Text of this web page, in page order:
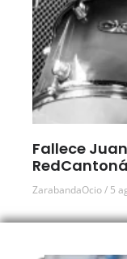
Fallece
RedCantoná
ZarabandaOcio 5